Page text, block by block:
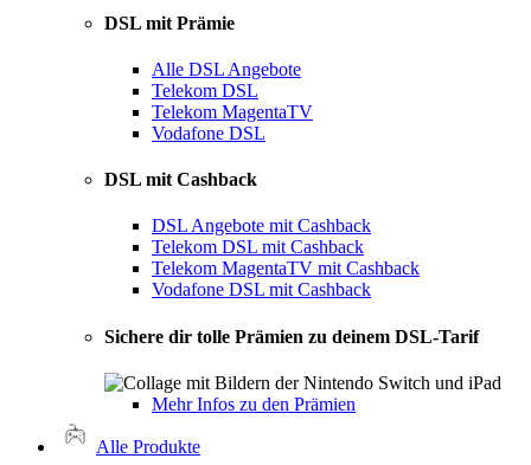
DSL mit Prämie
Alle DSL Angebote
Telekom DSL
Telekom MagentaTV
Vodafone DSL
DSL mit Cashback
DSL Angebote mit Cashback
Telekom DSL mit Cashback
Telekom MagentaTV mit Cashback
Vodafone DSL mit Cashback
Sichere dir tolle Prämien zu deinem DSL-Tarif
Mehr Infos zu den Prämien
Alle Produkte